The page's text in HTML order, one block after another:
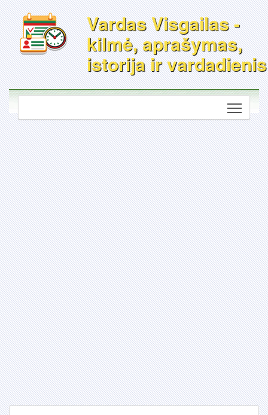
Vardas Visgailas -
kilmė, aprašymas,
istorija ir vardadienis